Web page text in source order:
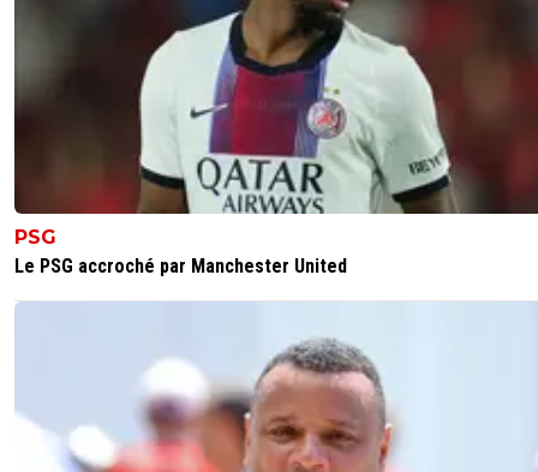
PSG
Le PSG accroché par Manchester United